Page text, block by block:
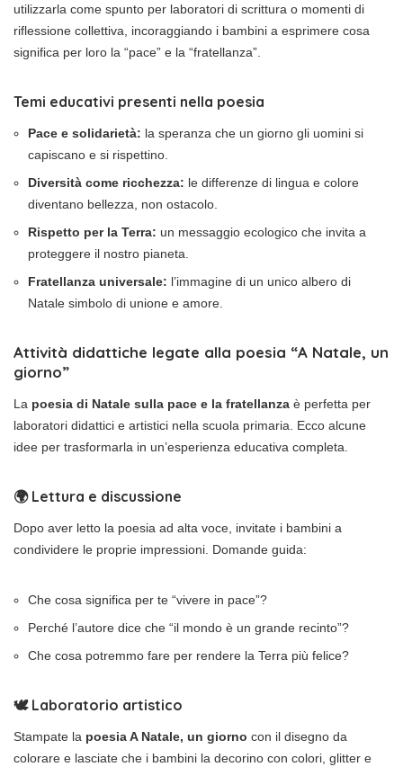
utilizzarla come spunto per laboratori di scrittura o momenti di
riflessione collettiva, incoraggiando i bambini a esprimere cosa
significa per loro la “pace” e la “fratellanza”.
Temi educativi presenti nella poesia
Pace e solidarietà: la speranza che un giorno gli uomini si
capiscano e si rispettino.
Diversità come ricchezza: le differenze di lingua e colore
diventano bellezza, non ostacolo.
Rispetto per la Terra: un messaggio ecologico che invita a
proteggere il nostro pianeta.
Fratellanza universale: l’immagine di un unico albero di
Natale simbolo di unione e amore.
Attività didattiche legate alla poesia “A Natale, un
giorno”
La poesia di Natale sulla pace e la fratellanza è perfetta per
laboratori didattici e artistici nella scuola primaria. Ecco alcune
idee per trasformarla in un’esperienza educativa completa.
🌍 Lettura e discussione
Dopo aver letto la poesia ad alta voce, invitate i bambini a
condividere le proprie impressioni. Domande guida:
Che cosa significa per te “vivere in pace”?
Perché l’autore dice che “il mondo è un grande recinto”?
Che cosa potremmo fare per rendere la Terra più felice?
🕊️ Laboratorio artistico
Stampate la poesia A Natale, un giorno con il disegno da
colorare e lasciate che i bambini la decorino con colori, glitter e